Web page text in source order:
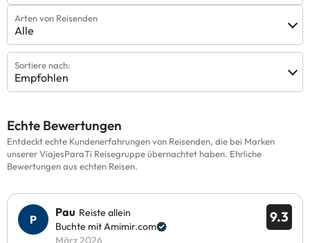
Arten von Reisenden
Alle
Sortiere nach:
Empfohlen
Echte Bewertungen
Entdeckt echte Kundenerfahrungen von Reisenden, die bei Marken
unserer ViajesParaTi Reisegruppe übernachtet haben. Ehrliche
Bewertungen aus echten Reisen.
9.3
Pau Reiste allein
Buchte mit Amimir.com
März 2026